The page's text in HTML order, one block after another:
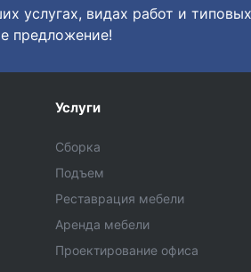
услугах, видах работ и
предложение!
Услуги
Сборка
Подъем
Реставрация мебели
Аренда мебели
Проектирование офиса